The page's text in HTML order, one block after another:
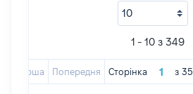
1 - 10 з 349
Перша Попередня Сторінка з 35